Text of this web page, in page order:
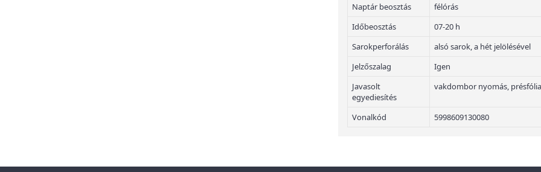
Naptár beosztás
félórás
Időbeosztás
07-20 h
Sarokperforálás
alsó sarok, a hét jelölésével
Jelzőszalag
Igen
Javasolt
egyediesítés
vakdombor nyomás,
Vonalkód 5998609130080